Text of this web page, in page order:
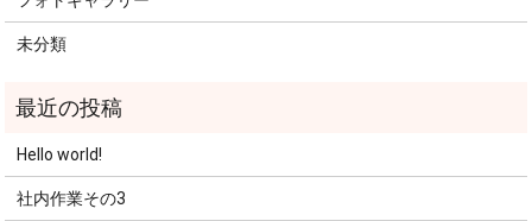
未分類
Hello world!
社内作業その3